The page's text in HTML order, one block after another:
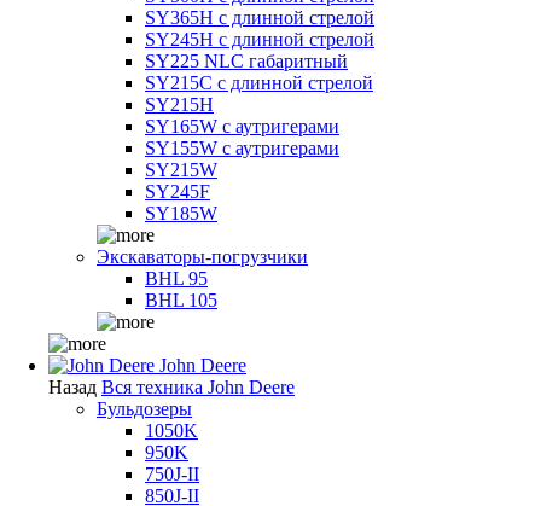
SY365H с длинной стрелой
SY245H с длинной стрелой
SY225 NLC габаритный
SY215C с длинной стрелой
SY215H
SY165W с аутригерами
SY155W с аутригерами
SY215W
SY245F
SY185W
Экскаваторы-погрузчики
BHL 95
BHL 105
John Deere
Назад Вся техника John Deere
Бульдозеры
1050K
950K
750J-II
850J-II